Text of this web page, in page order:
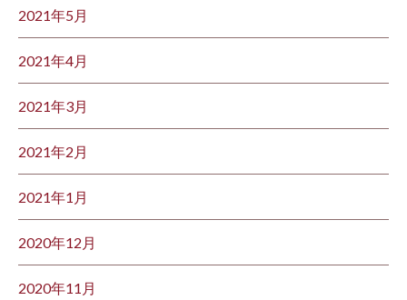
2021年5月
2021年4月
2021年3月
2021年2月
2021年1月
2020年12月
2020年11月